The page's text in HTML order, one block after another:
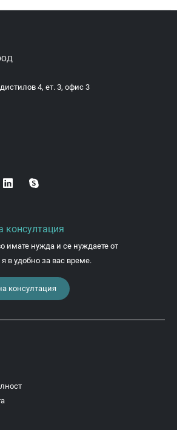
4, ет. 3, офис 3
консултация
имате нужда и се нуждаете от
в удобно за вас време.
консултация